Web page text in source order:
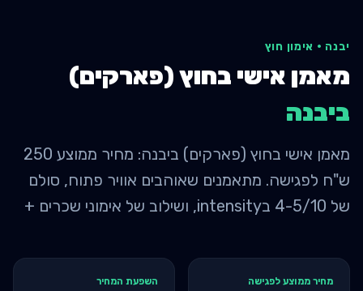
יבנה · אימון חוץ
מאמן אישי בחוץ (פארקים)
ביבנה
מאמן אישי בחוץ (פארקים) ביבנה: מחיר ממוצע 250
ש"ח לפגישה. מתאמנים שאוהבים אוויר פתוח, סולם
של 4-5/10 בintensity, ושילוב של אימוני שכרים +
מחיר ממוצע לפגישה השפעת המחיר